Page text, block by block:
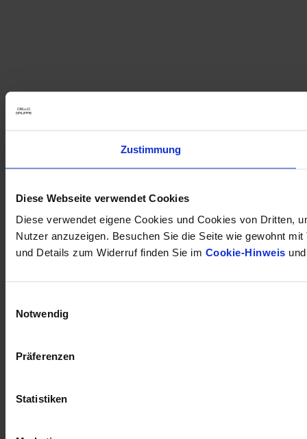
Zustimmung
Diese Webseite verwendet Cookies
Diese verwendet eigene Cookies und Cookies von Dritten,
Nutzer anzuzeigen. Besuchen Sie die Seite wie gewohnt
und Details zum Widerruf finden Sie im Cookie-Hinweis
Notwendig
Präferenzen
Statistiken